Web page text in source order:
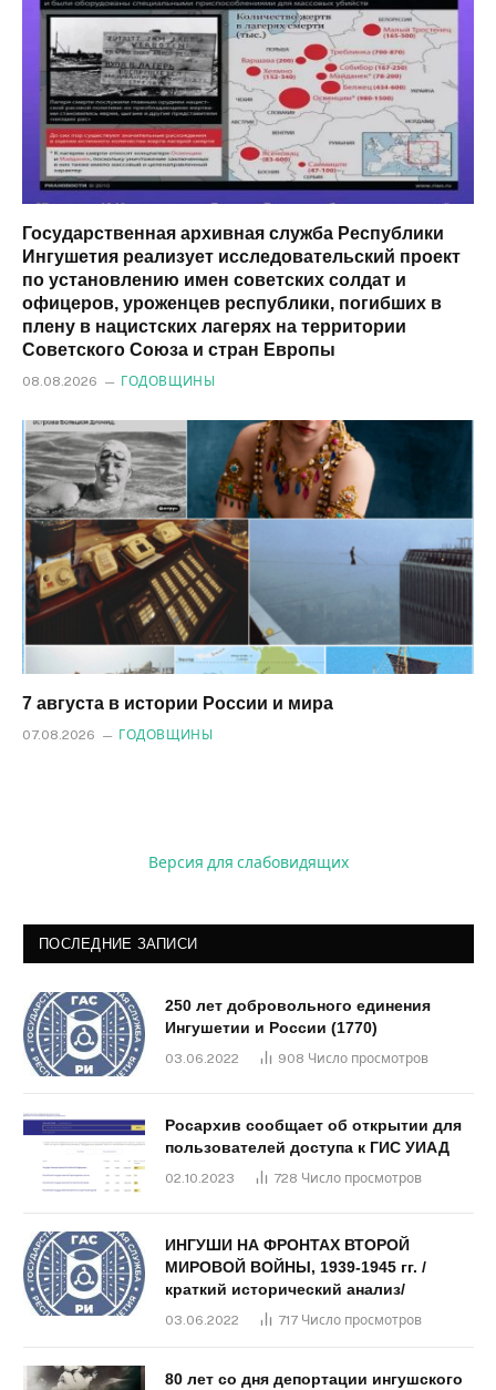
Государственная архивная служба Республики
Ингушетия реализует исследовательский проект
по установлению имен советских солдат и
офицеров, уроженцев республики, погибших в
плену в нацистских лагерях на территории
Советского Союза и стран Европы
08.08.2026 ГОДОВЩИНЫ
7 августа в истории России и мира
07.08.2026 ГОДОВЩИНЫ
Версия для слабовидящих
ПОСЛЕДНИЕ ЗАПИСИ
250 лет добровольного единения
Ингушетии и России (1770)
03.06.2022 908 Число просмотров
Росархив сообщает об открытии для
пользователей доступа к ГИС УИАД
02.10.2023 728 Число просмотров
ИНГУШИ НА ФРОНТАХ ВТОРОЙ
МИРОВОЙ ВОЙНЫ, 1939-1945 гг. /
краткий исторический анализ/
03.06.2022 717 Число просмотров
80 лет со дня депортации ингушского